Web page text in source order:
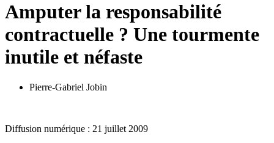
Amputer la responsabilité
contractuelle ? Une tourmente
inutile et néfaste
Pierre-Gabriel Jobin
Diffusion numérique : 21 juillet 2009